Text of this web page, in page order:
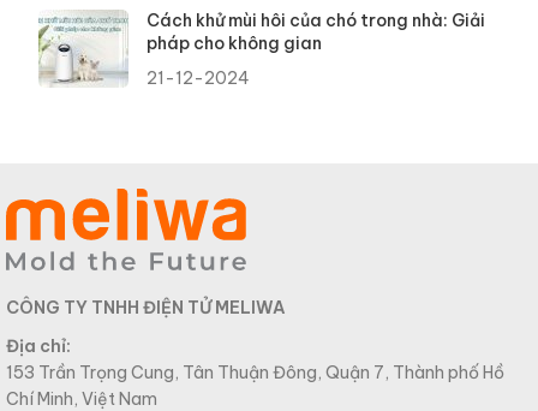
Cách khử mùi hôi của chó trong nhà: Giải
pháp cho không gian
21-12-2024
CÔNG TY TNHH ĐIỆN TỬ MELIWA
Địa chỉ:
153 Trần Trọng Cung, Tân Thuận Đông, Quận 7, Thành phố Hồ
Chí Minh, Việt Nam